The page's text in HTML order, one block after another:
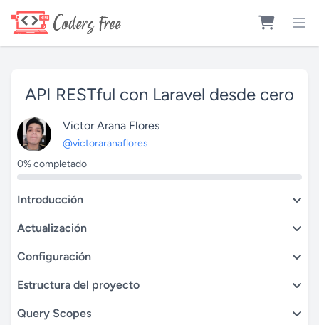
API RESTful con Laravel desde cero
Victor Arana Flores
@victoraranaflores
0% completado
Introducción
Actualización
Configuración
Estructura del proyecto
Query Scopes